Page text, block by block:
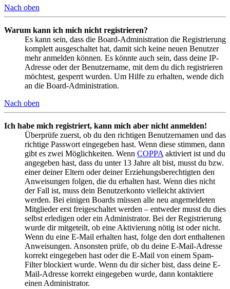
Nach oben
Warum kann ich mich nicht registrieren?
Es kann sein, dass die Board-Administration die Registrierung
komplett ausgeschaltet hat, damit sich keine neuen Benutzer
mehr anmelden können. Es könnte auch sein, dass deine IP-
Adresse oder der Benutzername, mit dem du dich registrieren
möchtest, gesperrt wurden. Um Hilfe zu erhalten, wende dich
an die Board-Administration.
Nach oben
Ich habe mich registriert, kann mich aber nicht anmelden!
Überprüfe zuerst, ob du den richtigen Benutzernamen und das
richtige Passwort eingegeben hast. Wenn diese stimmen, dann
gibt es zwei Möglichkeiten. Wenn COPPA aktiviert ist und du
angegeben hast, dass du unter 13 Jahre alt bist, musst du bzw.
einer deiner Eltern oder deiner Erziehungsberechtigten den
Anweisungen folgen, die du erhalten hast. Wenn dies nicht
der Fall ist, muss dein Benutzerkonto vielleicht aktiviert
werden. Bei einigen Boards müssen alle neu angemeldeten
Mitglieder erst freigeschaltet werden – entweder musst du dies
selbst erledigen oder ein Administrator. Bei der Registrierung
wurde dir mitgeteilt, ob eine Aktivierung nötig ist oder nicht.
Wenn du eine E-Mail erhalten hast, folge den dort enthaltenen
Anweisungen. Ansonsten prüfe, ob du deine E-Mail-Adresse
korrekt eingegeben hast oder die E-Mail von einem Spam-
Filter blockiert wurde. Wenn du dir sicher bist, dass deine E-
Mail-Adresse korrekt eingegeben wurde, dann kontaktiere
einen Administrator.